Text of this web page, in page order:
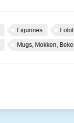
Figurines
Mugs, Mokken,